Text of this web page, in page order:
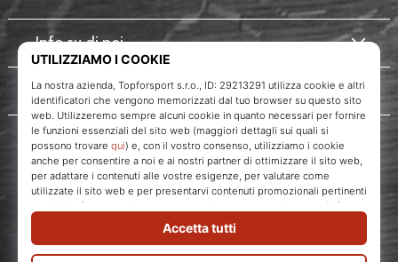
WePlayVolleyball.it
Info su di noi
Servizio clienti
Topforsport s. r. o., Dukelská třída 1666/106, Brno, 614 00